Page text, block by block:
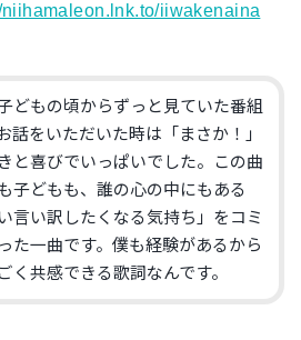
niihamaleon.lnk.to/iiwakenaina
どもの頃からずっと見ていた番組
話をいただいた時は「まさか！」
と喜びでいっぱいでした。この曲
子どもも、誰の心の中にもある
言い訳したくなる気持ち」をコミ
た一曲です。僕も経験があるから
く共感できる歌詞なんです。